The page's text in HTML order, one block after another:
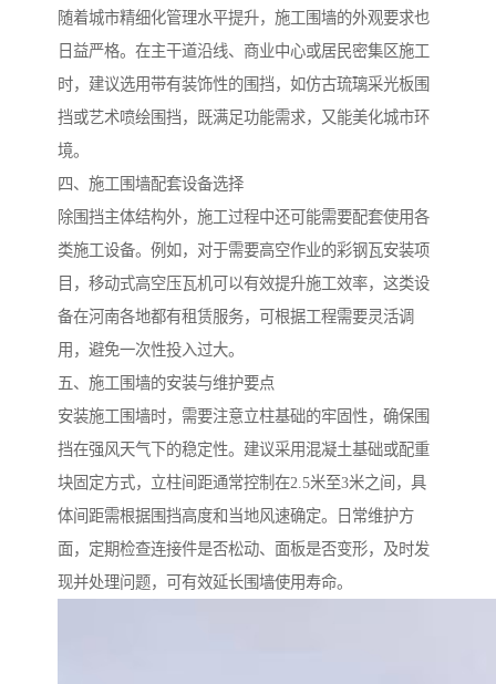
随着城市精细化管理水平提升，施工围墙的外观要求也
日益严格。在主干道沿线、商业中心或居民密集区施工
时，建议选用带有装饰性的围挡，如仿古琉璃采光板围
挡或艺术喷绘围挡，既满足功能需求，又能美化城市环
境。
四、施工围墙配套设备选择
除围挡主体结构外，施工过程中还可能需要配套使用各
类施工设备。例如，对于需要高空作业的彩钢瓦安装项
目，移动式高空压瓦机可以有效提升施工效率，这类设
备在河南各地都有租赁服务，可根据工程需要灵活调
用，避免一次性投入过大。
五、施工围墙的安装与维护要点
安装施工围墙时，需要注意立柱基础的牢固性，确保围
挡在强风天气下的稳定性。建议采用混凝土基础或配重
块固定方式，立柱间距通常控制在2.5米至3米之间，具
体间距需根据围挡高度和当地风速确定。日常维护方
面，定期检查连接件是否松动、面板是否变形，及时发
现并处理问题，可有效延长围墙使用寿命。